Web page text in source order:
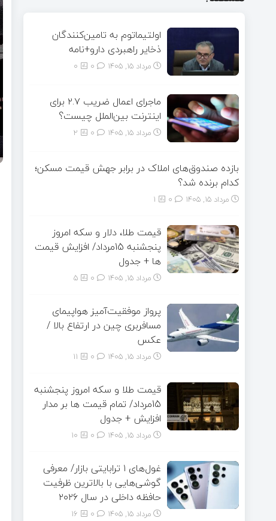
اولتیماتوم به تامین‌کنندگان
ذخایر راهبردی دارو+نامه
مرداد ۱۵, ۱۴۰۵ 0
ماجرای اعمال ضریب ۲.۷ برای
اینترنت بین‌الملل چیست؟
مرداد ۱۵, ۱۴۰۵ 2
بازده صندوق‌های املاک در برابر جهش قیمت مسکن؛
کدام برنده شد؟
مرداد ۱۵, ۱۴۰۵ 1
قیمت طلا، دلار و سکه امروز
پنجشنبه 15مرداد/ افزایش قیمت
ها + جدول
مرداد ۱۵, ۱۴۰۵ 5
پرواز موفقیت‌آمیز هواپیمای
مسافربری چین در ارتفاع بالا /
عکس
مرداد ۱۵, ۱۴۰۵ 11
قیمت طلا و سکه امروز پنجشنبه
15مرداد/ تمام قیمت ها بر مدار
افزایش + جدول
مرداد ۱۵, ۱۴۰۵ 10
غول‌های ۱ ترابایتی بازار/ معرفی
گوشی‌هایی با بالاترین ظرفیت
حافظه داخلی در سال ۲۰۲۶
مرداد ۱۵, ۱۴۰۵ 16